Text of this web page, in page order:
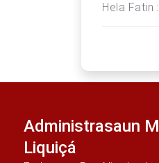
Hela Fatin
Administrasaun
Liquiçá